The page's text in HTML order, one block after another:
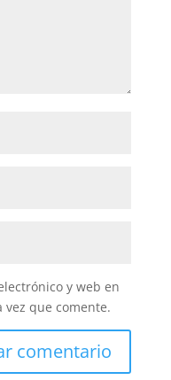
y web en
que comente.